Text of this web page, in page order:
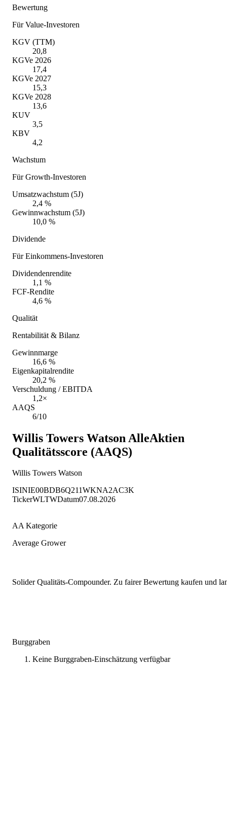
Bewertung
Für Value-Investoren
KGV (TTM)
20,8
KGVe 2026
17,4
KGVe 2027
15,3
KGVe 2028
13,6
KUV
3,5
KBV
4,2
Wachstum
Für Growth-Investoren
Umsatzwachstum (5J)
2,4 %
Gewinnwachstum (5J)
10,0 %
Dividende
Für Einkommens-Investoren
Dividendenrendite
1,1 %
FCF-Rendite
4,6 %
Qualität
Rentabilität & Bilanz
Gewinnmarge
16,6 %
Eigenkapitalrendite
20,2 %
Verschuldung / EBITDA
1,2×
AAQS
6/10
Willis Towers Watson AlleAktien
Qualitätsscore (AAQS)
Willis Towers Watson
ISINIE00BDB6Q211WKNA2AC3K
TickerWLTWDatum07.08.2026
AA Kategorie
Average Grower
Solider Qualitäts-Compounder. Zu fairer Bewertung kaufen und
Burggraben
Keine Burggraben-Einschätzung verfügbar